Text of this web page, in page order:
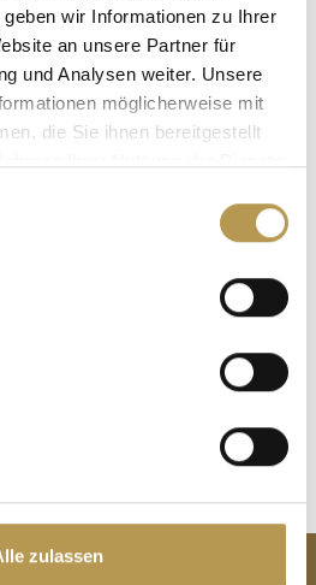
wir Informationen zu Ihrer
an unsere Partner für
und Analysen weiter. Unsere
möglicherweise mit
die Sie ihnen bereitgestellt
zulassen
AND NEW